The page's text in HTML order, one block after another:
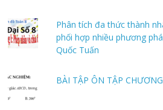
Phân tích đa thức thành
phối hợp nhiều phương
Quốc Tuấn
BÀI TẬP ÔN TẬP